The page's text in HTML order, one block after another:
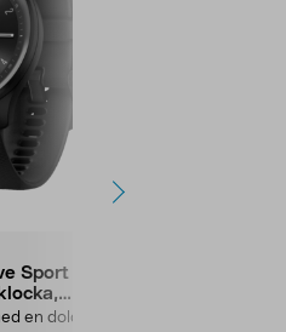
Sport
en dold